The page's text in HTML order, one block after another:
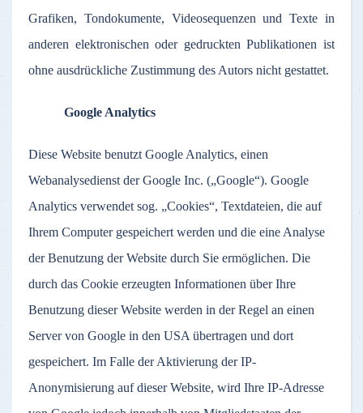
Grafiken, Tondokumente, Videosequenzen und Texte in
anderen elektronischen oder gedruckten Publikationen ist
ohne ausdrückliche Zustimmung des Autors nicht gestattet.
Google Analytics
Diese Website benutzt Google Analytics, einen
Webanalysedienst der Google Inc. („Google“). Google
Analytics verwendet sog. „Cookies“, Textdateien, die auf
Ihrem Computer gespeichert werden und die eine Analyse
der Benutzung der Website durch Sie ermöglichen. Die
durch das Cookie erzeugten Informationen über Ihre
Benutzung dieser Website werden in der Regel an einen
Server von Google in den USA übertragen und dort
gespeichert. Im Falle der Aktivierung der IP-
Anonymisierung auf dieser Website, wird Ihre IP-Adresse